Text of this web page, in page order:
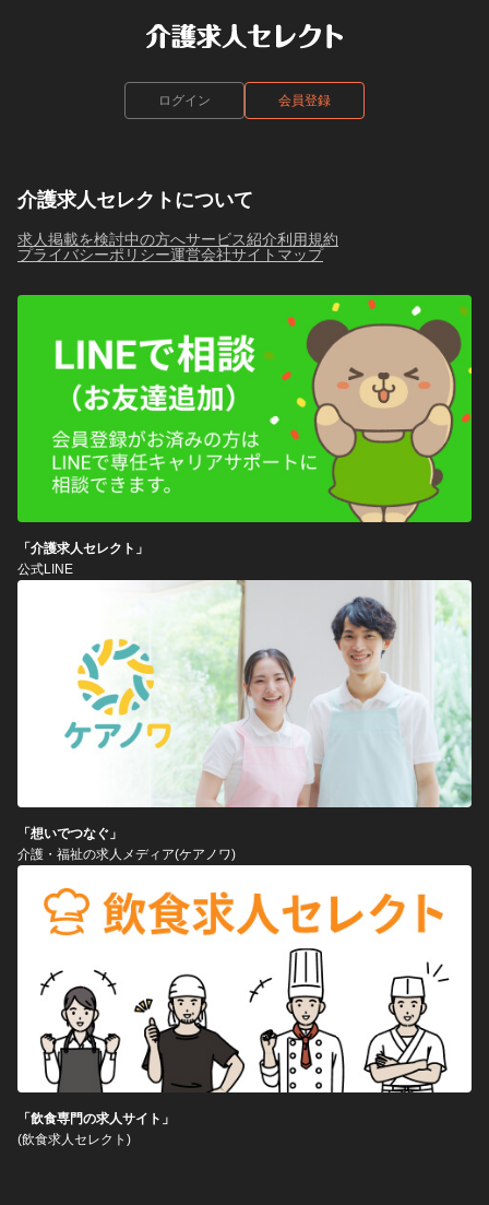
ログイン 会員登録
介護求人セレクトについて
求人掲載を検討中の方へサービス紹介利用規約
プライバシーポリシー運営会社サイトマップ
「介護求人セレクト」
公式LINE
「想いでつなぐ」
介護・福祉の求人メディア(ケアノワ)
「飲食専門の求人サイト」
(飲食求人セレクト)